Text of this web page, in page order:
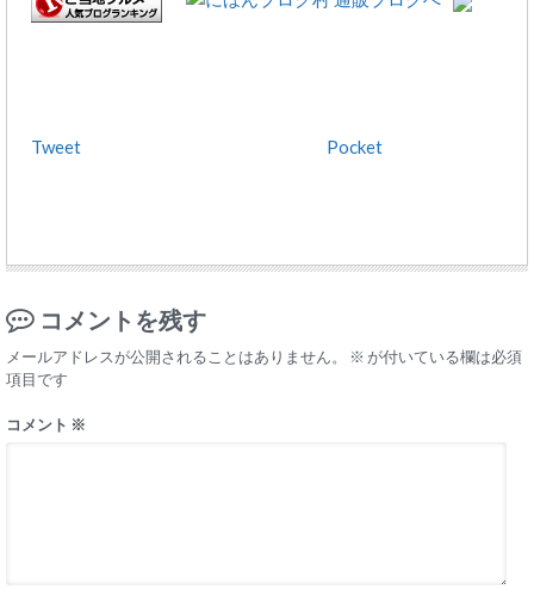
Tweet Pocket
コメントを残す
メールアドレスが公開されることはありません。 ※ が付いている欄は必須
項目です
コメント ※